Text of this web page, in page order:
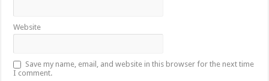
Website
Save my name, email, and website in this browser for the next time
I comment.